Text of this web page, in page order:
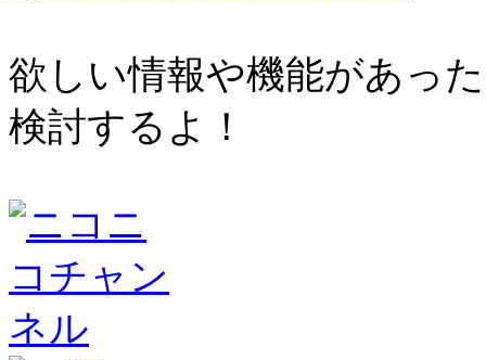
欲しい情報や機能があっ
検討するよ！